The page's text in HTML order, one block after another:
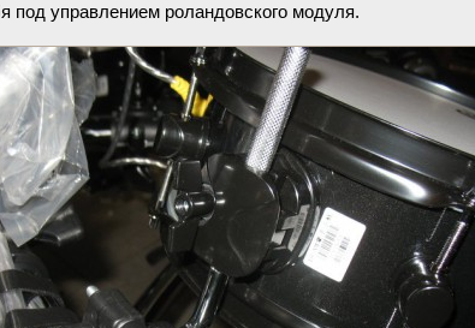
под управлением роландовского модуля.